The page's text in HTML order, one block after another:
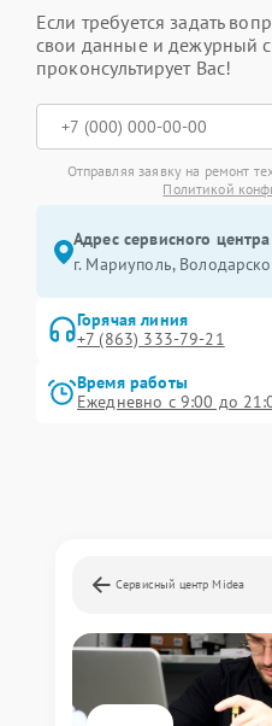
Если требуется задать
свои данные и дежурный
проконсультирует Вас!
Отправляя заявку на ремонт
Политикой
Адрес сервисного
г. Мариуполь,
Горячая линия
+7 (863) 333-79-21
Время работы
Ежедневно с 9:00 до
Сервисный центр Midea